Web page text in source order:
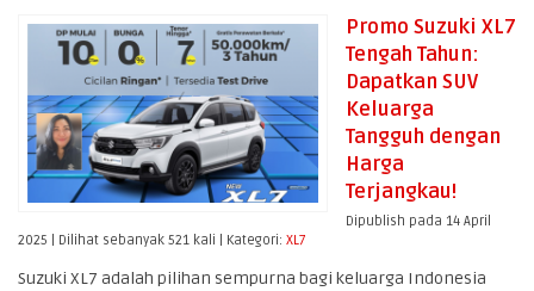
Promo Suzuki XL7
Tengah Tahun:
Dapatkan SUV
Keluarga
Tangguh dengan
Harga
Terjangkau!
Dipublish pada 14 April
2025 | Dilihat sebanyak 521 kali | Kategori: XL7
Suzuki XL7 adalah pilihan sempurna bagi keluarga Indonesia